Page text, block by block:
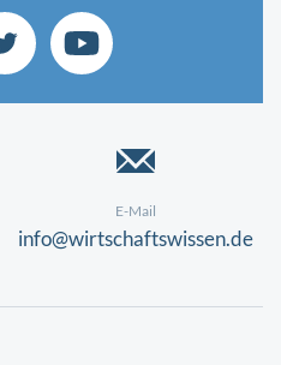
E-Mail
info@wirtschaftswissen.de